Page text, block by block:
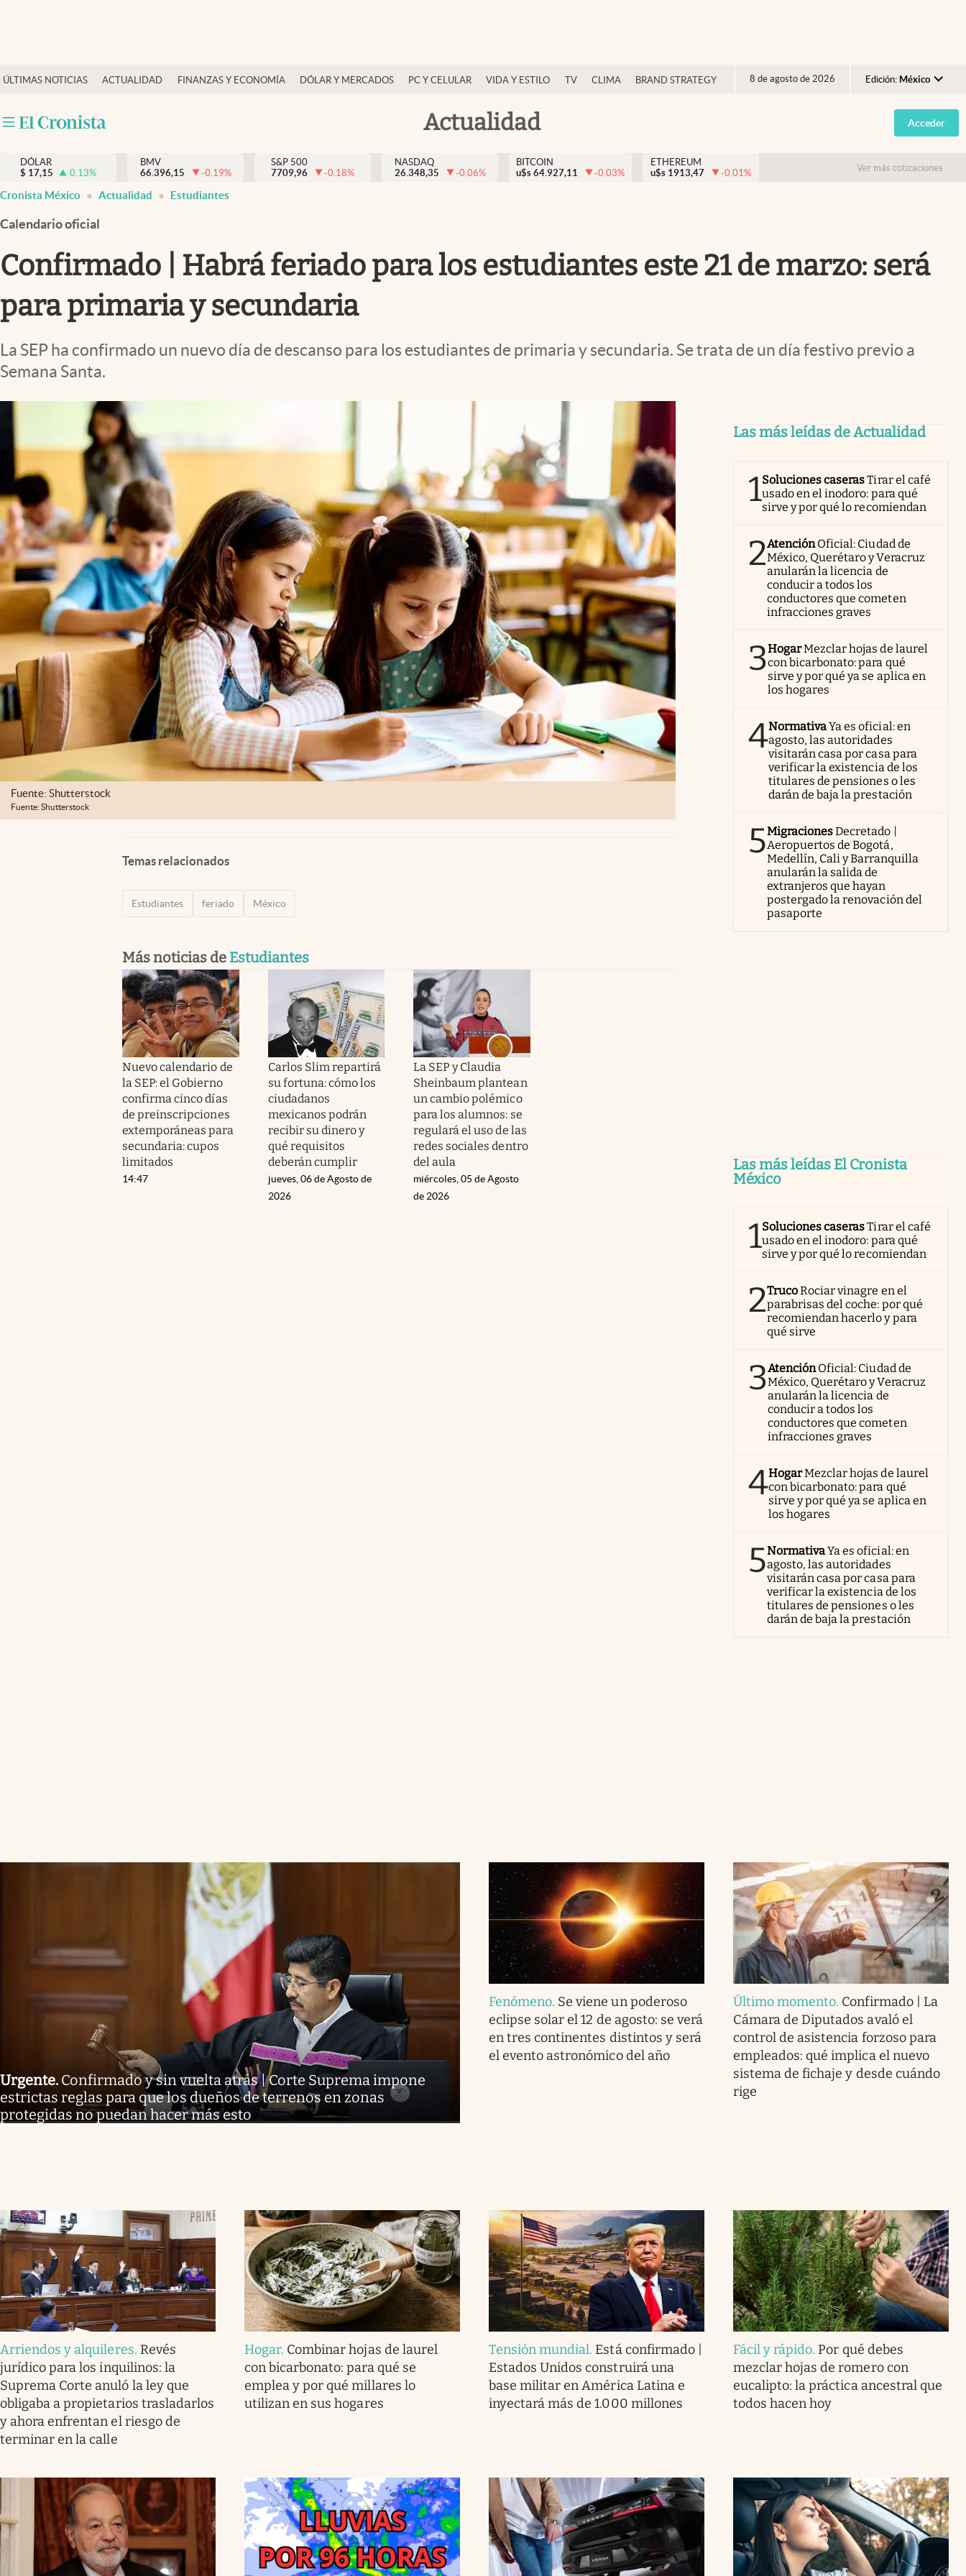
ÚLTIMAS NOTICIAS ACTUALIDAD FINANZAS Y ECONOMÍA DÓLAR Y MERCADOS PC Y CELULAR VIDA Y ESTILO TV CLIMA BRAND STRATEGY 8 de agosto de 2026 Edición: México
Argentina
España
USA
Actualidad
Actualidad
Internacionales
Opinión
Brand Strategy
Vida y estilo
Tv
Espiritualidad
abre en nueva pestaña
Acceder
DÓLAR
$ 17,15 0.13%
BMV
66.396,15
-0.19%
S&P 500
7709,96
-0.18%
NASDAQ
26.348,35
-0.06%
BITCOIN
u$s 64.927,11 -0.03%
ETHEREUM
u$s 1913,47 -0.01% Ver más cotizaciones
Cronista México Actualidad Estudiantes
Calendario oficial
Confirmado | Habrá feriado para los estudiantes este 21 de marzo: será
para primaria y secundaria
La SEP ha confirmado un nuevo día de descanso para los estudiantes de primaria y secundaria. Se trata de un día festivo previo a
Semana Santa.
Fuente: Shutterstock
Fuente: Shutterstock
Temas relacionados
Estudiantes feriado México
Más noticias de Estudiantes
Nuevo calendario de
la SEP: el Gobierno
confirma cinco días
de preinscripciones
extemporáneas para
secundaria: cupos
limitados
14:47
Carlos Slim repartirá
su fortuna: cómo los
ciudadanos
mexicanos podrán
recibir su dinero y
qué requisitos
deberán cumplir
jueves, 06 de Agosto de
2026
La SEP y Claudia
Sheinbaum plantean
un cambio polémico
para los alumnos: se
regulará el uso de las
redes sociales dentro
del aula
miércoles, 05 de Agosto
de 2026
Las más leídas de Actualidad
1Soluciones caserasTirar el café
usado en el inodoro: para qué
sirve y por qué lo recomiendan
2AtenciónOficial: Ciudad de
México, Querétaro y Veracruz
anularán la licencia de
conducir a todos los
conductores que cometen
infracciones graves
3HogarMezclar hojas de laurel
con bicarbonato: para qué
sirve y por qué ya se aplica en
los hogares
4NormativaYa es oficial: en
agosto, las autoridades
visitarán casa por casa para
verificar la existencia de los
titulares de pensiones o les
darán de baja la prestación
5MigracionesDecretado |
Aeropuertos de Bogotá,
Medellín, Cali y Barranquilla
anularán la salida de
extranjeros que hayan
postergado la renovación del
pasaporte
Las más leídas El Cronista
México
1Soluciones caserasTirar el café
usado en el inodoro: para qué
sirve y por qué lo recomiendan
2TrucoRociar vinagre en el
parabrisas del coche: por qué
recomiendan hacerlo y para
qué sirve
3AtenciónOficial: Ciudad de
México, Querétaro y Veracruz
anularán la licencia de
conducir a todos los
conductores que cometen
infracciones graves
4HogarMezclar hojas de laurel
con bicarbonato: para qué
sirve y por qué ya se aplica en
los hogares
5NormativaYa es oficial: en
agosto, las autoridades
visitarán casa por casa para
verificar la existencia de los
titulares de pensiones o les
darán de baja la prestación
Urgente. Confirmado y sin vuelta atrás | Corte Suprema impone
estrictas reglas para que los dueños de terrenos en zonas
protegidas no puedan hacer más esto
Fenómeno. Se viene un poderoso
eclipse solar el 12 de agosto: se verá
en tres continentes distintos y será
el evento astronómico del año
Último momento. Confirmado | La
Cámara de Diputados avaló el
control de asistencia forzoso para
empleados: qué implica el nuevo
sistema de fichaje y desde cuándo
rige
Arriendos y alquileres. Revés
jurídico para los inquilinos: la
Suprema Corte anuló la ley que
obligaba a propietarios trasladarlos
y ahora enfrentan el riesgo de
terminar en la calle
Hogar. Combinar hojas de laurel
con bicarbonato: para qué se
emplea y por qué millares lo
utilizan en sus hogares
Tensión mundial. Está confirmado |
Estados Unidos construirá una
base militar en América Latina e
inyectará más de 1.000 millones
Fácil y rápido. Por qué debes
mezclar hojas de romero con
eucalipto: la práctica ancestral que
todos hacen hoy